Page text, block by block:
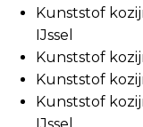
Kunststof
IJssel
Kunststof
Kunststof
Kunststof